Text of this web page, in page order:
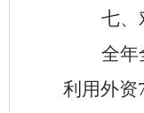
七、
全年
利用外资